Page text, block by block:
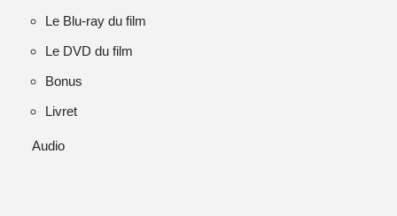
Le Blu-ray du film
Le DVD du film
Bonus
Livret
Audio